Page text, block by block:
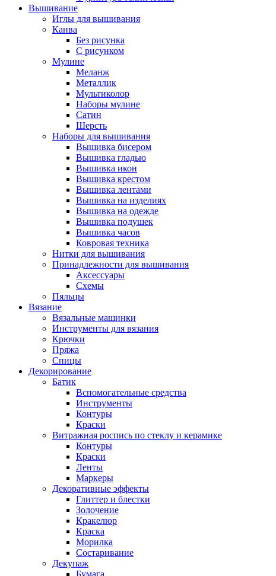
Вышивание
Иглы для вышивания
Канва
Без рисунка
С рисунком
Мулине
Меланж
Металлик
Мультиколор
Наборы мулине
Сатин
Шерсть
Наборы для вышивания
Вышивка бисером
Вышивка гладью
Вышивка икон
Вышивка крестом
Вышивка лентами
Вышивка на изделиях
Вышивка на одежде
Вышивка подушек
Вышивка часов
Ковровая техника
Нитки для вышивания
Принадлежности для вышивания
Аксессуары
Схемы
Пяльцы
Вязание
Вязальные машинки
Инструменты для вязания
Крючки
Пряжа
Спицы
Декорирование
Батик
Вспомогательные средства
Инструменты
Контуры
Краски
Витражная роспись по стеклу и керамике
Контуры
Краски
Ленты
Маркеры
Декоративные эффекты
Глиттер и блестки
Золочение
Кракелюр
Краска
Морилка
Состаривание
Декупаж
Бумага